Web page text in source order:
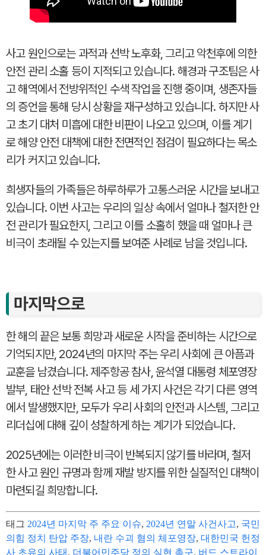
사고 원인으로는 과적과 선박 노후화, 그리고 악천후에 의한
안전 관리 소홀 등이 지적되고 있습니다. 해경과 구조팀은 사
고 해역에서 전방위적인 수색 작업을 진행 중이며, 생존자들
의 증언을 통해 당시 상황을 재구성하고 있습니다. 하지만 사
고 초기 대처 미흡에 대한 비판이 나오고 있으며, 이를 계기
로 해양 안전 대책에 대한 전면적인 점검이 필요하다는 목소
리가 커지고 있습니다.
희생자들의 가족들은 하루하루가 고통스러운 시간을 보내고
있습니다. 이번 사고는 우리의 일상 속에서 얼마나 철저한 안
전 관리가 필요한지, 그리고 이를 소홀히 했을 때 얼마나 큰
비극이 초래될 수 있는지를 보여준 사례로 남을 것입니다.
마지막으로
한 해의 끝은 보통 희망과 새로운 시작을 준비하는 시간으로
기억되지만, 2024년의 마지막 주는 우리 사회에 큰 아픔과
교훈을 남겼습니다. 제주항공 참사, 윤석열 대통령 체포영장
발부, 태안 선박 전복 사고 등 세 가지 사건은 각기 다른 영역
에서 발생했지만, 모두가 우리 사회의 안전과 시스템, 그리고
리더십에 대해 깊이 성찰하게 하는 계기가 되었습니다.
2025년에는 이러한 비극이 반복되지 않기를 바라며, 철저
한 사고 원인 규명과 함께 재발 방지를 위한 실질적인 대책이
마련되길 희망합니다.
태그 2024년 마지막 주 주요 이슈, 2024년 연말 사건사고, 국민
의힘 정치 탄압 주장, 내란 수괴 혐의 체포영장, 대한민국 헌정
사 초유의 사태 , 더불어민주당 정의 실현 촉구, 버드 스트라이